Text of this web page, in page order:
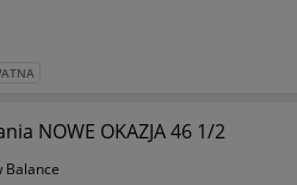
NOWE OKAZJA 46 1/2
Balance